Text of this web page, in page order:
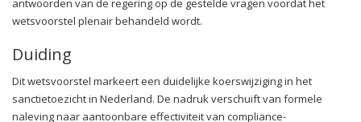
antwoorden van de regering op de gestelde vragen voordat het
wetsvoorstel plenair behandeld wordt.
Duiding
Dit wetsvoorstel markeert een duidelijke koerswijziging in het
sanctietoezicht in Nederland. De nadruk verschuift van formele
naleving naar aantoonbare effectiviteit van compliance-